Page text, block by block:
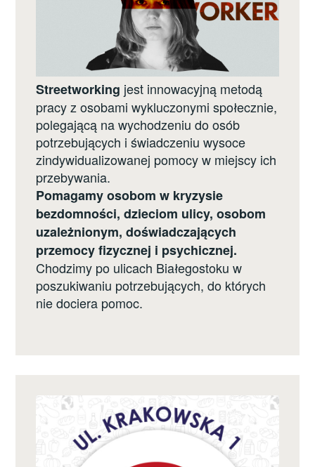
Streetworking jest innowacyjną metodą
pracy z osobami wykluczonymi społecznie,
polegającą na wychodzeniu do osób
potrzebujących i świadczeniu wysoce
zindywidualizowanej pomocy w miejscy ich
przebywania.
Pomagamy osobom w kryzysie
bezdomności, dzieciom ulicy, osobom
uzależnionym, doświadczających
przemocy fizycznej i psychicznej.
Chodzimy po ulicach Białegostoku w
poszukiwaniu potrzebujących, do których
nie dociera pomoc.